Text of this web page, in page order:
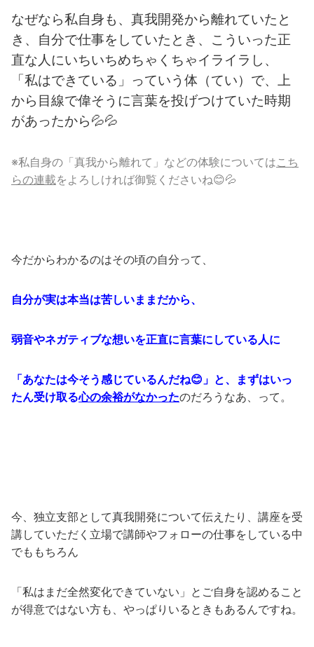
なぜなら私自身も、真我開発から離れていたと
き、自分で仕事をしていたとき、こういった正
直な人にいちいちめちゃくちゃイライラし、
「私はできている」っていう体（てい）で、上
から目線で偉そうに言葉を投げつけていた時期
があったから💦💦
※私自身の「真我から離れて」などの体験についてはこち
らの連載をよろしければ御覧くださいね😊💦
今だからわかるのはその頃の自分って、
自分が実は本当は苦しいままだから、
弱音やネガティブな想いを正直に言葉にしている人に
「あなたは今そう感じているんだね😊」と、まずはいっ
たん受け取る心の余裕がなかったのだろうなあ、って。
今、独立支部として真我開発について伝えたり、講座を受
講していただく立場で講師やフォローの仕事をしている中
でももちろん
「私はまだ全然変化できていない」とご自身を認めること
が得意ではない方も、やっぱりいるときもあるんですね。